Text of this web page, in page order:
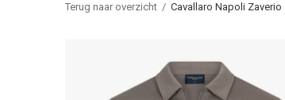
Terug naar overzicht Cavallaro Napoli